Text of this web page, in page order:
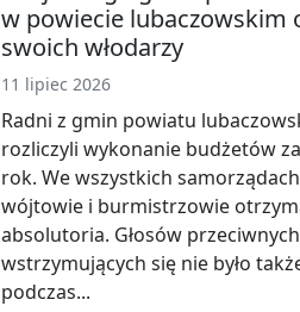
w powiecie lubaczowskim
swoich włodarzy
11 lipiec 2026
Radni z gmin powiatu
rozliczyli wykonanie budżetów
rok. We wszystkich samorządach
wójtowie i burmistrzowie
absolutoria. Głosów
wstrzymujących się nie było
podczas...